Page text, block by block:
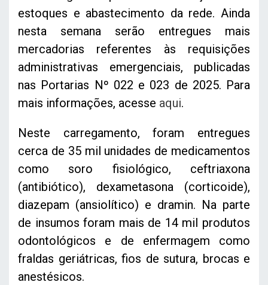
estoques e abastecimento da rede. Ainda
nesta semana serão entregues mais
mercadorias referentes às requisições
administrativas emergenciais, publicadas
nas Portarias Nº 022 e 023 de 2025. Para
mais informações, acesse aqui.
Neste carregamento, foram entregues
cerca de 35 mil unidades de medicamentos
como soro fisiológico, ceftriaxona
(antibiótico), dexametasona (corticoide),
diazepam (ansiolítico) e dramin. Na parte
de insumos foram mais de 14 mil produtos
odontológicos e de enfermagem como
fraldas geriátricas, fios de sutura, brocas e
anestésicos.